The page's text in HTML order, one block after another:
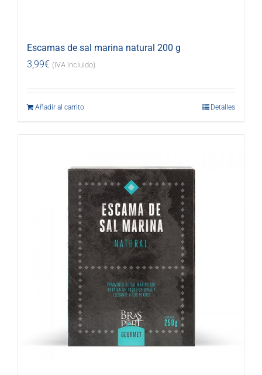
Escamas de sal marina natural 200 g
3,99€ (IVA incluido)
Añadir al carrito Detalles